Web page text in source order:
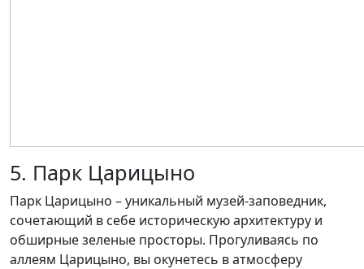
5. Парк Царицыно
Парк Царицыно – уникальный музей-заповедник,
сочетающий в себе историческую архитектуру и
обширные зеленые просторы. Прогуливаясь по
аллеям Царицыно, вы окунетесь в атмосферу